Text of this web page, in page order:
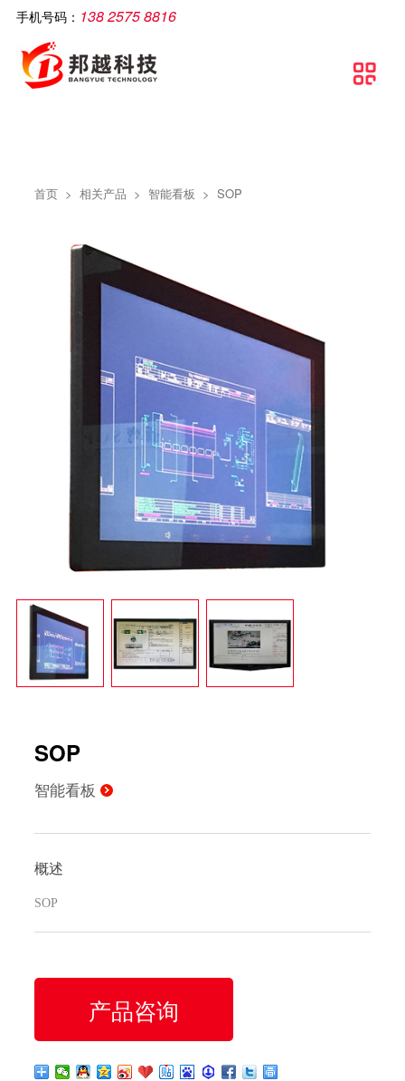
手机号码： 138 2575 8816
公司简介
关于邦越
智慧工厂
智慧工厂理论介绍
解决方案
制造执行系统解决方案
条码追溯管理解决方案
仓库物流解决方案
条码管理解决方案
生产线视觉读码解决方案
软件产品
移动生产报工系统
防错料条码对比软件
智能工业数据采集系统
供应链管理SCM系统
wms智能仓储管理系统
中小型企业MES系统
智能制造mes执行系统
车间生产管理MES系统
相关产品
智能打印机
智能看板
智能电子称
服务支持
服务支持
文章资讯
实施方案
公司新闻
联系我们
联系方式

首页 > 相关产品 > 智能看板 > SOP
SOP
智能看板
概述
SOP
产品咨询